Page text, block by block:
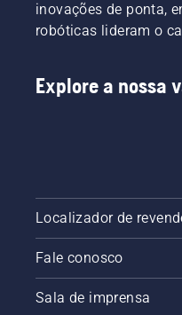
inovações de ponta,
robóticas lideram o
Explore a nossa
Localizador de
Fale conosco
Sala de imprensa